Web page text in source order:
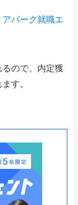
アパーク就職エ
ので、内定獲
す。